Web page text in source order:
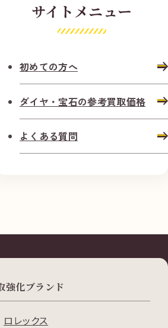
サイトメニュー
初めての方へ
ダイヤ・宝石の参考買取価格
よくある質問
強化ブランド
ロレックス